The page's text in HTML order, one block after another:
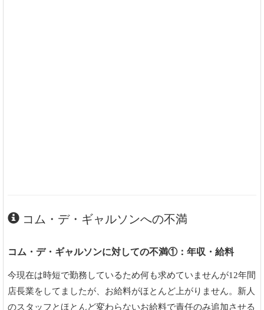
コム・デ・ギャルソンへの不満
コム・デ・ギャルソンに対しての不満①：年収・給料
今現在は時短で勤務しているため何も求めていませんが12年間
店長業をしてましたが、お給料がほとんど上がりません。新人
のスタッフとほとんど変わらないお給料で責任のみ追加させる